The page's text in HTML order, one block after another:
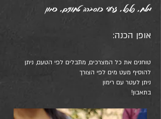
מלח, פלפל, זרעי כוסברה טחונים, כמון
אופן הכנה:
טוחנים את כל המצרכים, מתבלים לפי הטעם, ניתן
להוסיף מעט מים לפי הצורך
ניתן לעטר עם רימון
בתאבון!